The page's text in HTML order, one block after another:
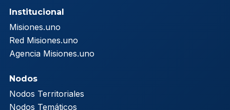
Institucional
Misiones.uno
Red Misiones.uno
Agencia Misiones.uno
Nodos
Nodos Territoriales
Nodos Temáticos